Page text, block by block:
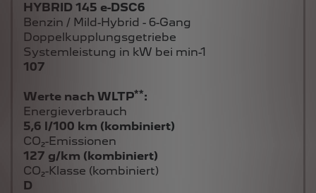
HYBRID 145 e-DSC6
Benzin / Mild-Hybrid - 6-Gang
Doppelkupplungsgetriebe
Systemleistung in kW bei min-1
107
Werte nach WLTP**:
Energieverbrauch
5,6 l/100 km (kombiniert)
CO₂-Emissionen
127 g/km (kombiniert)
CO₂-Klasse (kombiniert)
D